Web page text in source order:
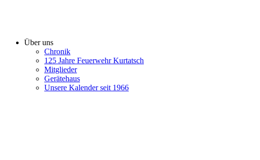
Über uns
Chronik
125 Jahre Feuerwehr Kurtatsch
Mitglieder
Gerätehaus
Unsere Kalender seit 1966